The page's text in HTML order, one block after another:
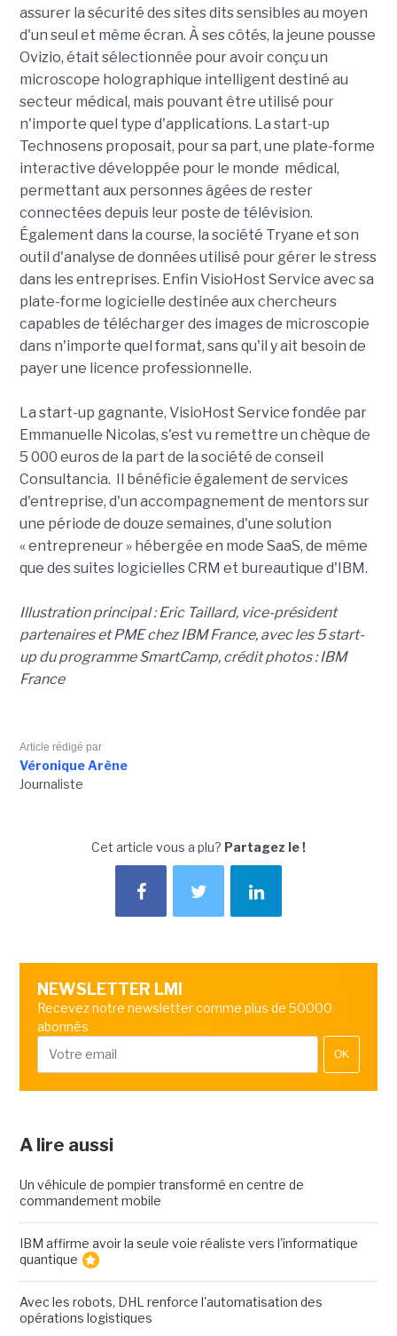
assurer la sécurité des sites dits sensibles au moyen
d'un seul et même écran. À ses côtés, la jeune pousse
Ovizio, était sélectionnée pour avoir conçu un
microscope holographique intelligent destiné au
secteur médical, mais pouvant être utilisé pour
n'importe quel type d'applications. La start-up
Technosens proposait, pour sa part, une plate-forme
interactive développée pour le monde médical,
permettant aux personnes âgées de rester
connectées depuis leur poste de télévision.
Également dans la course, la société Tryane et son
outil d'analyse de données utilisé pour gérer le stress
dans les entreprises. Enfin VisioHost Service avec sa
plate-forme logicielle destinée aux chercheurs
capables de télécharger des images de microscopie
dans n'importe quel format, sans qu'il y ait besoin de
payer une licence professionnelle.
La start-up gagnante, VisioHost Service fondée par
Emmanuelle Nicolas, s'est vu remettre un chèque de
5 000 euros de la part de la société de conseil
Consultancia. Il bénéficie également de services
d'entreprise, d'un accompagnement de mentors sur
une période de douze semaines, d'une solution
« entrepreneur » hébergée en mode SaaS, de même
que des suites logicielles CRM et bureautique d'IBM.
Illustration principal : Eric Taillard, vice-président
partenaires et PME chez IBM France, avec les 5 start-
up du programme SmartCamp, crédit photos : IBM
France
Article rédigé par
Véronique Arène
Journaliste
Cet article vous a plu? Partagez le !
NEWSLETTER LMI
Recevez notre newsletter comme plus de 50000
abonnés
OK
A lire aussi
Un véhicule de pompier transformé en centre de
commandement mobile
IBM affirme avoir la seule voie réaliste vers l'informatique
quantique
Avec les robots, DHL renforce l'automatisation des
opérations logistiques